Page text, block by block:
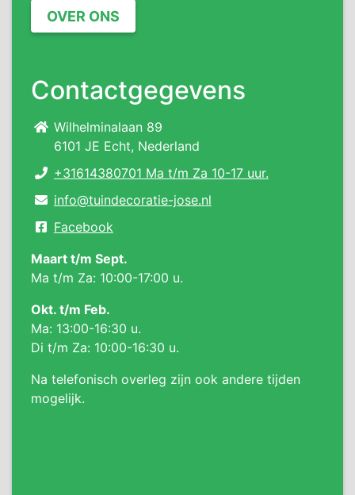
OVER ONS
Contactgegevens
Wilhelminalaan 89
6101 JE Echt, Nederland
+31614380701 Ma t/m Za 10-17 uur.
info@tuindecoratie-jose.nl
Facebook
Maart t/m Sept.
Ma t/m Za: 10:00-17:00 u.
Okt. t/m Feb.
Ma: 13:00-16:30 u.
Di t/m Za: 10:00-16:30 u.
Na telefonisch overleg zijn ook andere tijden
mogelijk.